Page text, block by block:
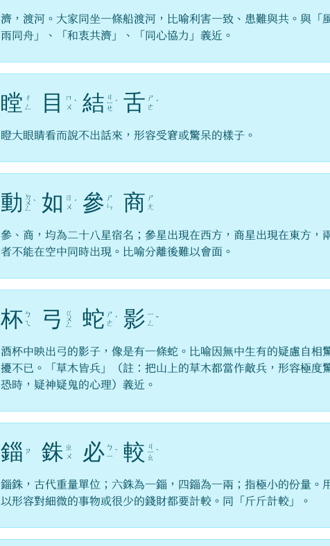
濟，渡河。大家同坐一條船渡河，比喻利害一致、患難與共。與「
雨同舟」、「和衷共濟」、「同心協力」義近。
瞠 ㄔ
ㄥ
目
ㄇ
ㄨ ˋ 結 ㄐ
ㄧ
ㄝ
ˊ 舌 ㄕ
ㄜ ˊ
瞪大眼睛看而說不出話來，形容受窘或驚呆的樣子。
動 ㄉ
ㄨ
ㄥ
ˋ 如 ㄖ
ㄨ ˊ 參 ㄕ
ㄣ
商 ㄕ
ㄤ
參、商，均為二十八星宿名；參星出現在西方，商星出現在東方，
者不能在空中同時出現。比喻分離後難以會面。
杯 ㄅ
ㄟ
弓 ㄍ
ㄨ
ㄥ 蛇 ㄕ
ㄜ ˊ 影 ㄧ
ㄥ
ˇ
酒杯中映出弓的影子，像是有一條蛇。比喻因無中生有的疑慮自相
擾不已。「草木皆兵」（註：把山上的草木都當作敵兵，形容極度
恐時，疑神疑鬼的心理）義近。
錙 ㄗ 銖 ㄓ
ㄨ
必 ㄅ
ㄧ ˋ 較 ㄐ
ㄧ
ㄠ
ˋ
錙銖，古代重量單位；六銖為一錙，四錙為一兩；指極小的份量。
以形容對細微的事物或很少的錢財都要計較。同「斤斤計較」。